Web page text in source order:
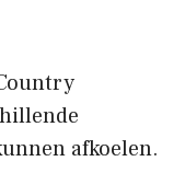
afkoelen.